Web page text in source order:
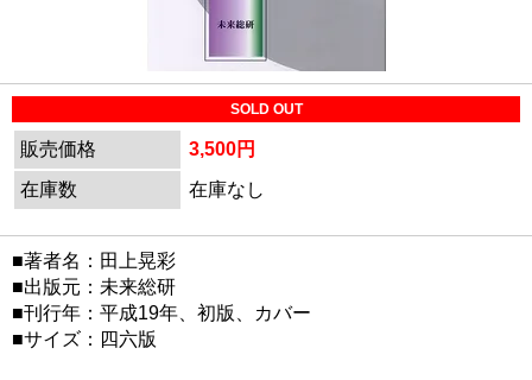
SOLD OUT
販売価格
3,500円
在庫数
在庫なし
■著者名：田上晃彩
■出版元：未来総研
■刊行年：平成19年、初版、カバー
■サイズ：四六版